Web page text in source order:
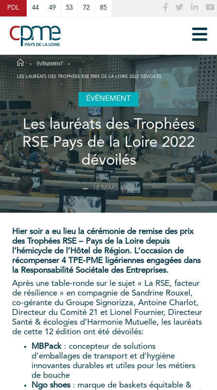
PDL 44 49 53 72 85
ÉVÉNEMENT
LES LAURÉATS DES TROPHÉES RSE PAYS DE LA LOIRE 2022 DÉVOILÉS
ÉVÉNEMENT
Les lauréats des Trophées
RSE Pays de la Loire 2022
dévoilés
18 MARS 2022
Hier soir a eu lieu la cérémonie de remise des prix
des Trophées RSE – Pays de la Loire depuis
l’hémicycle de l’Hôtel de Région. L’occasion de
récompenser 4 TPE-PME ligériennes engagées dans
la Responsabilité Sociétale des Entreprises.
Après une table-ronde sur le sujet « La RSE, facteur
de résilience » en compagnie de Sandrine Rouxel,
co-gérante du Groupe Signorizza, Antoine Charlot,
Directeur du Comité 21 et Lionel Fournier, Directeur
Santé & écologies d’Harmonie Mutuelle, les lauréats
de cette 12 édition ont été dévoilés:
MBPack : concepteur de solutions
d’emballages de transport et d’hygiène
innovantes durables et utiles pour les métiers
de bouche
Ngo shoes: marque de baskets équitable &
Cookies management panel